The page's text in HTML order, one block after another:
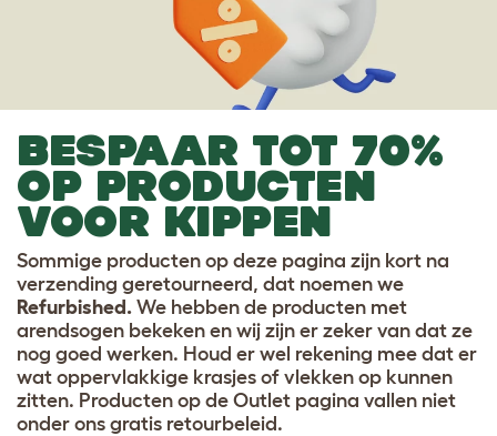
BESPAAR TOT 70%
OP PRODUCTEN
VOOR KIPPEN
Sommige producten op deze pagina zijn kort na
verzending geretourneerd, dat noemen we
Refurbished. We hebben de producten met
arendsogen bekeken en wij zijn er zeker van dat ze
nog goed werken. Houd er wel rekening mee dat er
wat oppervlakkige krasjes of vlekken op kunnen
zitten. Producten op de Outlet pagina vallen niet
onder ons gratis retourbeleid.